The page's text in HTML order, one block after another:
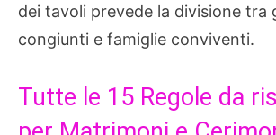
dei tavoli prevede la divisione tra
congiunti e famiglie conviventi.
Tutte le 15 Regole da